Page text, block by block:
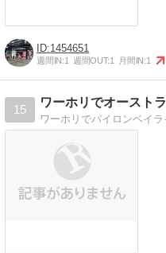
1454651
週間IN:1 週間OUT:1 月間IN:1
15
ワーホリでオースト